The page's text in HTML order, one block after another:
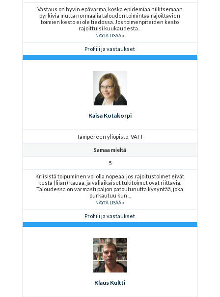
Vastaus on hyvin epävarma, koska epidemiaa hillitsemaan
pyrkiviä mutta normaalia talouden toimintaa rajoittavien
toimien kesto ei ole tiedossa. Jos toimenpiteiden kesto
rajoittuisi kuukaudesta
NÄYTÄ LISÄÄ
Profiili ja vastaukset
Kaisa Kotakorpi
Tampereen yliopisto; VATT
Samaa mieltä
5
Kriisistä toipuminen voi olla nopeaa, jos rajoitustoimet eivät
kestä (liian) kauaa, ja väliaikaiset tukitoimet ovat riittäviä.
Taloudessa on varmasti paljon patoutunutta kysyntää, joka
purkautuu kun
NÄYTÄ LISÄÄ
Profiili ja vastaukset
Klaus Kultti